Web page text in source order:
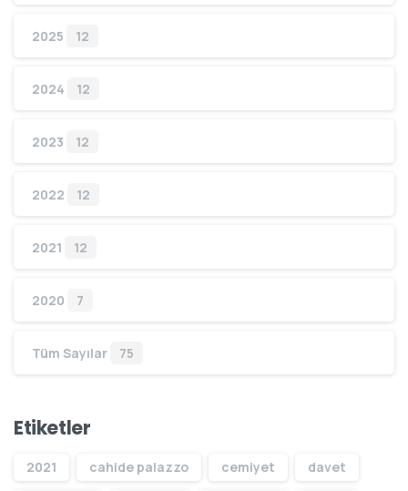
2025 12
2024 12
2023 12
2022 12
2021 12
2020 7
Tüm Sayılar 75
Etiketler
2021 cahide palazzo cemiyet davet